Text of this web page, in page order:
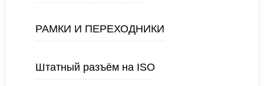
РАМКИ И ПЕРЕХОДНИКИ
Штатный разъём на ISO